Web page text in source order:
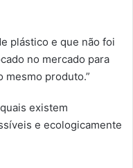
plástico e que não foi
no mercado para
mesmo produto.”
existem
e ecologicamente